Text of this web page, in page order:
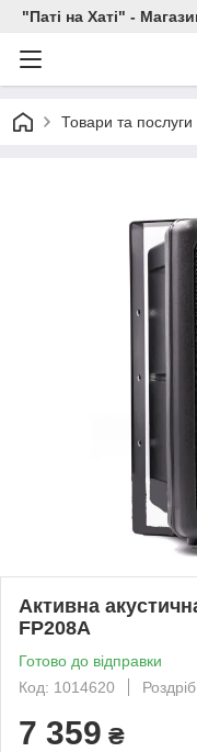
"Паті на Хаті" -
Товари та послуги
Активна
FP208A
Готово до відправки
Код: 1014620
Роздріб
7 359 ₴